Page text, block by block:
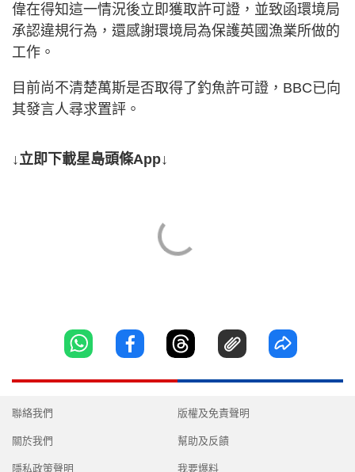
偉在得知這一情況後立即獲取許可證，並致函環境局
承認違規行為，還感謝環境局為保護英國漁業所做的
工作。
目前尚不清楚萬斯是否取得了釣魚許可證，BBC已向
其發言人尋求置評。
↓立即下載星島頭條App↓
聯絡我們
關於我們
隱私政策聲明
版權及免責聲明
幫助及反饋
我要爆料